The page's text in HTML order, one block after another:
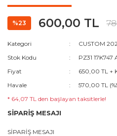
%23 600,00 TL
Kategori
CUSTOM
Stok Kodu
PZ31 17K747
Fiyat
650,00 TL +
Havale
570,00 TL
* 64,07 TL den başlayan taksitlerle!
SİPARİŞ MESAJI
SİPARİŞ MESAJI